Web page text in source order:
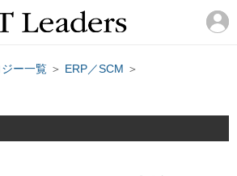
ー一覧 ＞ ERP／SCM ＞